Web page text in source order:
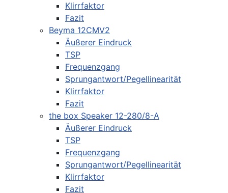
Klirrfaktor
Fazit
Beyma 12CMV2
Äußerer Eindruck
TSP
Frequenzgang
Sprungantwort/Pegellinearität
Klirrfaktor
Fazit
the box Speaker 12-280/8-A
Äußerer Eindruck
TSP
Frequenzgang
Sprungantwort/Pegellinearität
Klirrfaktor
Fazit